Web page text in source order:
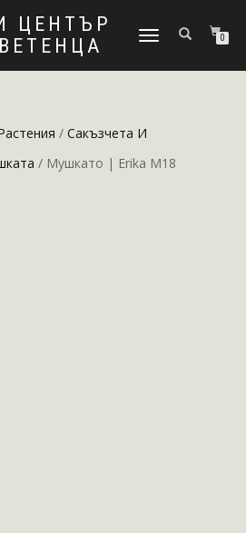
ЦЕНТЪР
ПРЕВКЛЮЧВАНЕ
НАВИГАЦИЯТА
0
/ Сакъзчета И
/ Мушкато | Erika M18